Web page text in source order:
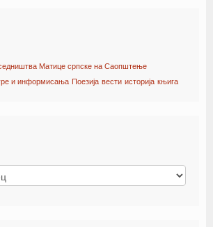
Матице српске на Саопштење
и информисања Поезија вести историја књига